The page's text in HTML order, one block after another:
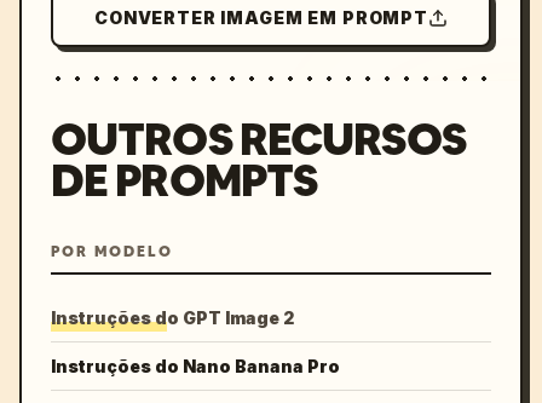
CONVERTER IMAGEM EM PROMPT
OUTROS RECURSOS
DE PROMPTS
POR MODELO
Instruções do GPT Image 2
Instruções do Nano Banana Pro